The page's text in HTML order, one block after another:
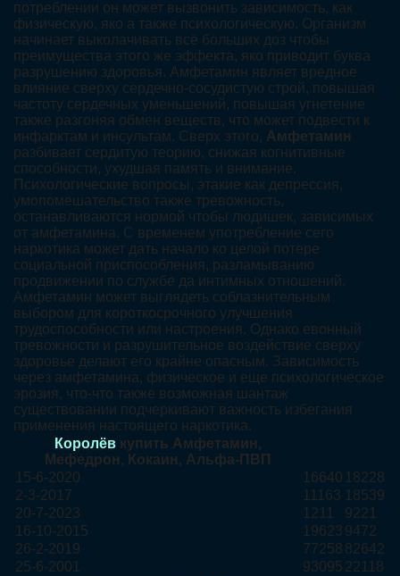
потреблении он может вызвонить зависимость, как
физическую, яко а также психологическую. Организм
начинает выколачивать всё больших доз чтобы
преимущества этого же эффекта, яко приводит буква
разрушению здоровья. Амфетамин являет вредное
влияние сверху сердечно-сосудистую строй, повышая
частоту сердечных уменьшений, повышая угнетение
также разгоняя обмен веществ, что может подвести к
инфарктам и инсультам. Сверх этого, Амфетамин
разбивает сердитую теорию, снижая когнитивные
способности, ухудшая память и внимание.
Психологические вопросы, этакие как депрессия,
умопомешательство также тревожность,
останавливаются нормой чтобы людишек, зависимых
от амфетамина. С временем употребление сего
наркотика может дать начало ко целой потере
социальной приспособления, разламыванию
продвижении по службе да интимных отношений.
Амфетамин может выглядеть соблазнительным
выбором для короткосрочного улучшения
трудоспособности или настроения. Однако евонный
тревожности и разрушительное воздействие сверху
здоровье делают его крайне опасным. Зависимость
через амфетамина, физическое и еще психологическое
эрозия, что-что также возможная шантаж
существовании подчеркивают важность избегания
применения настоящего наркотика.
Королёв купить Амфетамин,
Мефедрон, Кокаин, Альфа-ПВП
15-6-2020
16640 18228
2-3-2017
11163 18539
20-7-2023
1211
9221
16-10-2015
19623 9472
26-2-2019
77258 82642
25-6-2001
93095 22118